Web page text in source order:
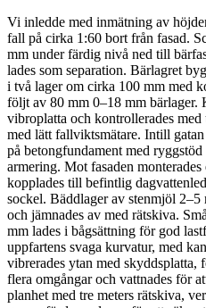
Vi inledde med inmätning av
fall på cirka 1:60 bort från fasad.
mm under färdig nivå ned till
lades som separation. Bärlagret
i två lager om cirka 100 mm med
följt av 80 mm 0–18 mm bärlager.
vibroplatta och kontrollerades
med lätt fallviktsmätare. Intill
på betongfundament med
armering. Mot fasaden
kopplades till befintlig
sockel. Bäddlager av stenmjöl
och jämnades av med rätskiva.
mm lades i bågsättning för god
uppfartens svaga kurvatur, med
vibrerades ytan med skyddsplatta,
flera omgångar och vattnades för
planhet med tre meters rätskiva,